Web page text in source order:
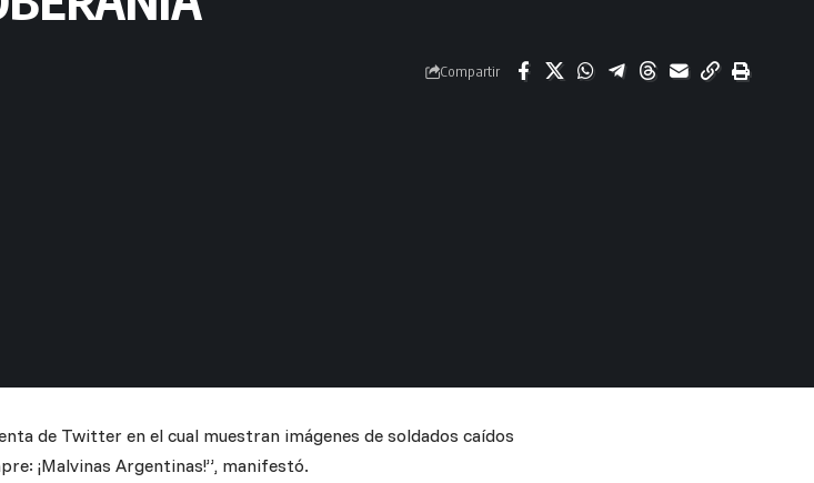
Compartir
de Twitter en el cual muestran imágenes de soldados caídos
¡Malvinas Argentinas!”, manifestó.